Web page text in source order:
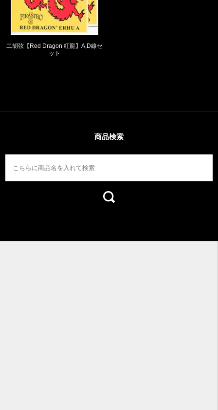
二胡弦【Red Dragon 紅龍】A,D線セ
ット
商品検索